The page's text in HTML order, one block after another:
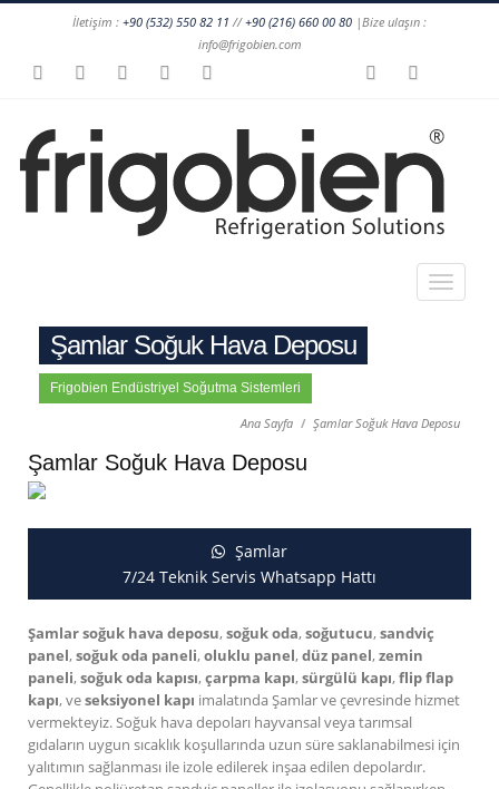
İletişim : +90 (532) 550 82 11 //+90 (216) 660 00 80 |Bize ulaşın :
info@frigobien.com
Şamlar Soğuk Hava Deposu
Frigobien Endüstriyel Soğutma Sistemleri
Ana Sayfa Şamlar Soğuk Hava Deposu
Şamlar Soğuk Hava Deposu
Şamlar
7/24 Teknik Servis Whatsapp Hattı
Şamlar soğuk hava deposu,soğuk oda,soğutucu,sandviç
panel,soğuk oda paneli,oluklu panel,düz panel,zemin
paneli,soğuk oda kapısı,çarpma kapı,sürgülü kapı,flip flap
kapı, veseksiyonel kapı imalatında Şamlar ve çevresinde hizmet
vermekteyiz. Soğuk hava depoları hayvansal veya tarımsal
gıdaların uygun sıcaklık koşullarında uzun süre saklanabilmesi için
yalıtımın sağlanması ile izole edilerek inşaa edilen depolardır.